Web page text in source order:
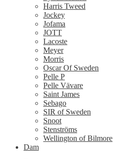
Harris Tweed
Jockey
Jofama
JOTT
Lacoste
Meyer
Morris
Oscar Of Sweden
Pelle P
Pelle Vävare
Saint James
Sebago
SIR of Sweden
Snoot
Stenströms
Wellington of Bilmore
Dam